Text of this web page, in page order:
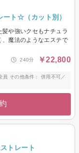
ート☆（カット別）
や強いクセもナチュラ
、魔法のようなエステで
240分 ￥22,800
員 その他条件： 併用不可／
トレート